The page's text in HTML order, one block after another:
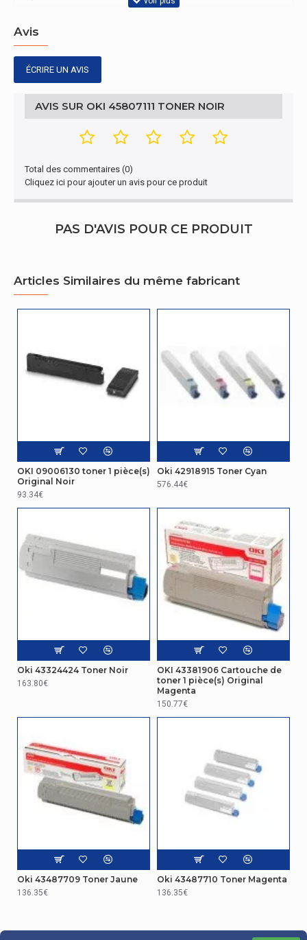
Avis
ÉCRIRE UN AVIS
AVIS SUR OKI 45807111 TONER NOIR
Total des commentaires (0)
Cliquez ici pour ajouter un avis pour ce produit
PAS D'AVIS POUR CE PRODUIT
Articles Similaires du même fabricant
OKI 09006130 toner 1 pièce(s)
Original Noir
93.34€
Oki 42918915 Toner Cyan
576.44€
Oki 43324424 Toner Noir
163.80€
OKI 43381906 Cartouche de
toner 1 pièce(s) Original
Magenta
150.77€
Oki 43487709 Toner Jaune
136.35€
Oki 43487710 Toner Magenta
136.35€